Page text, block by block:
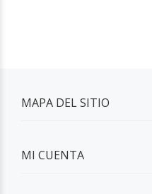
MAPA DEL SITIO
MI CUENTA